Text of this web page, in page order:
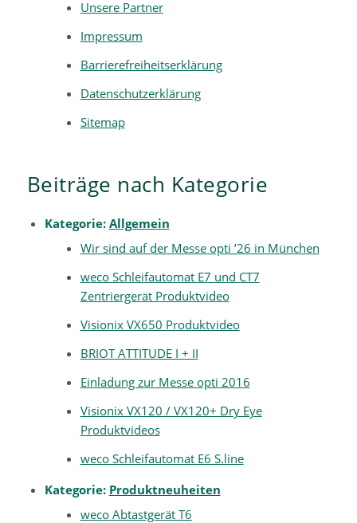
Unsere Partner
Impressum
Barrierefreiheitserklärung
Datenschutzerklärung
Sitemap
Beiträge nach Kategorie
Kategorie: Allgemein
Wir sind auf der Messe opti ’26 in München
weco Schleifautomat E7 und CT7
Zentriergerät Produktvideo
Visionix VX650 Produktvideo
BRIOT ATTITUDE I + II
Einladung zur Messe opti 2016
Visionix VX120 / VX120+ Dry Eye
Produktvideos
weco Schleifautomat E6 S.line
Kategorie: Produktneuheiten
weco Abtastgerät T6